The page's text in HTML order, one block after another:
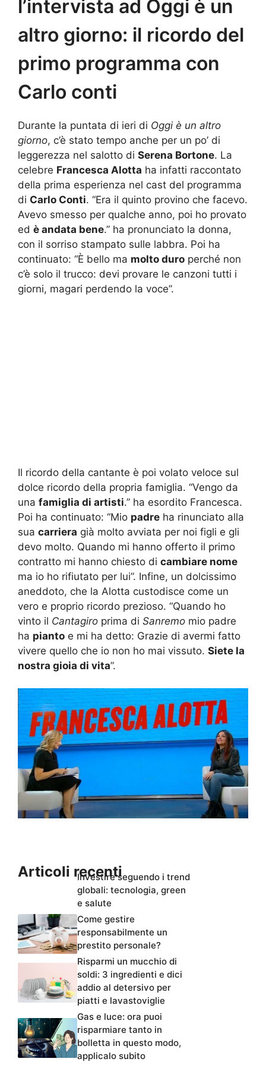
l’intervista ad Oggi è un
altro giorno: il ricordo del
primo programma con
Carlo conti
Durante la puntata di ieri di Oggi è un altro
giorno, c’è stato tempo anche per un po’ di
leggerezza nel salotto di Serena Bortone. La
celebre Francesca Alotta ha infatti raccontato
della prima esperienza nel cast del programma
di Carlo Conti. “Era il quinto provino che facevo.
Avevo smesso per qualche anno, poi ho provato
ed è andata bene.” ha pronunciato la donna,
con il sorriso stampato sulle labbra. Poi ha
continuato: “È bello ma molto duro perché non
c’è solo il trucco: devi provare le canzoni tutti i
giorni, magari perdendo la voce”.
Il ricordo della cantante è poi volato veloce sul
dolce ricordo della propria famiglia. “Vengo da
una famiglia di artisti.” ha esordito Francesca.
Poi ha continuato: “Mio padre ha rinunciato alla
sua carriera già molto avviata per noi figli e gli
devo molto. Quando mi hanno offerto il primo
contratto mi hanno chiesto di cambiare nome
ma io ho rifiutato per lui”. Infine, un dolcissimo
aneddoto, che la Alotta custodisce come un
vero e proprio ricordo prezioso. “Quando ho
vinto il Cantagiro prima di Sanremo mio padre
ha pianto e mi ha detto: Grazie di avermi fatto
vivere quello che io non ho mai vissuto. Siete la
nostra gioia di vita”.
Articoli recentiInvestire seguendo i trend
globali: tecnologia, green
e salute
Come gestire
responsabilmente un
prestito personale?
Risparmi un mucchio di
soldi: 3 ingredienti e dici
addio al detersivo per
piatti e lavastoviglie
Gas e luce: ora puoi
risparmiare tanto in
bolletta in questo modo,
applicalo subito